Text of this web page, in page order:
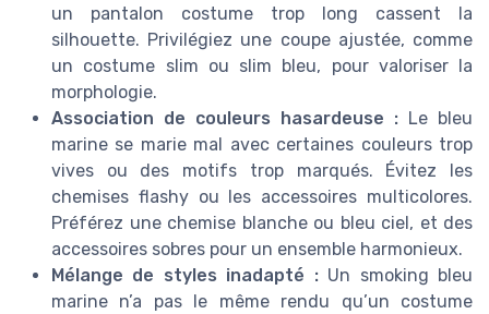
un pantalon costume trop long cassent la
silhouette. Privilégiez une coupe ajustée, comme
un costume slim ou slim bleu, pour valoriser la
morphologie.
Association de couleurs hasardeuse : Le bleu
marine se marie mal avec certaines couleurs trop
vives ou des motifs trop marqués. Évitez les
chemises flashy ou les accessoires multicolores.
Préférez une chemise blanche ou bleu ciel, et des
accessoires sobres pour un ensemble harmonieux.
Mélange de styles inadapté :Un smoking bleu
marine n’a pas le même rendu qu’un costume